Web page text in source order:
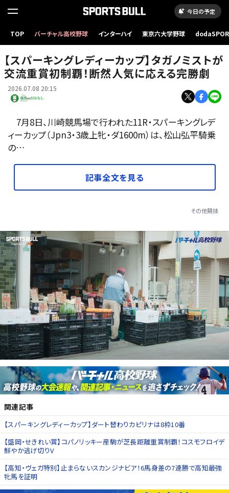
今日の予定
TOP バーチャル高校野球 インターハイ 東京六大学野球
【スパーキングレディーカップ】タガノミストが
交流重賞初制覇！断然人気に応える完勝劇
2026.07.08 20:15
7月8日、川崎競馬場で行われた11R・スパーキングレデ
ィーカップ（Jpn3・3歳上牝・ダ1600m）は、松山弘平騎乗
の…
記事全文を見る
その他競技
関連記事
【スパーキングレディーカップ】ダート替わりカピリナは8枠10番
【盛岡・せきれい賞】コパノリッキー産駒が芝長距離重賞制覇！コスモフロイデ
鮮やか逃げ切りV
【高知・ヴェガ特別】止まらないスカンジナビア！6馬身差の7連勝で高知最強
牝馬を証明